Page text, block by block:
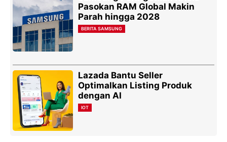
Pasokan RAM Global Makin
Parah hingga 2028
BERITA SAMSUNG
Lazada Bantu Seller
Optimalkan Listing Produk
dengan AI
IOT